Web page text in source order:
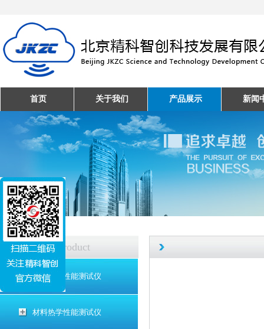
首页 关于我们 产品展示 新闻
产品中心 Product
材料电学性能测试仪
材料热学性能测试仪